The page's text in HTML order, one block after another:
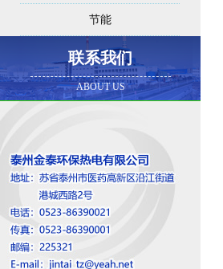
节能
联系我们
ABOUT US